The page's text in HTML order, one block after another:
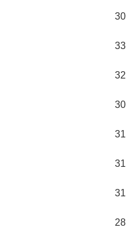
30
33
32
30
31
31
31
28